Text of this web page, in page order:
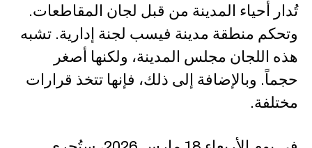
تُدار أحياء المدينة من قبل لجان المقاطعات.
وتحكم منطقة مدينة فيسب لجنة إدارية. تشبه
هذه اللجان مجلس المدينة، ولكنها أصغر
حجماً. وبالإضافة إلى ذلك، فإنها تتخذ قرارات
مختلفة.